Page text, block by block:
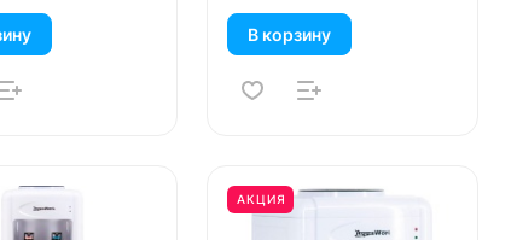
В корзину
АКЦИЯ